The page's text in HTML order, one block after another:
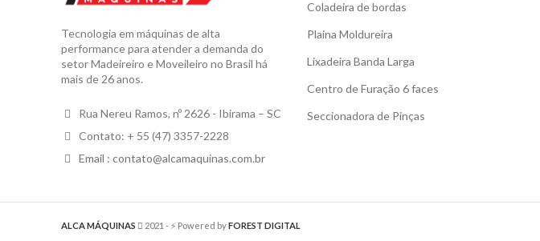
Tecnologia em máquinas de alta
performance para atender a demanda do
setor Madeireiro e Moveileiro no Brasil há
mais de 26 anos.
Rua Nereu Ramos, nº 2626 - Ibirama – SC
Contato: + 55 (47) 3357-2228
Email : contato@alcamaquinas.com.br
Coladeira de bordas
Plaina Moldureira
Lixadeira Banda Larga
Centro de Furação 6 faces
Seccionadora de Pinças
ALCA MÁQUINAS 2021 - ⚡️ Powered byFOREST DIGITAL